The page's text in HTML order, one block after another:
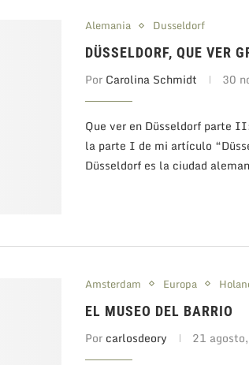
Alemania Dusseldorf
DÜSSELDORF, QUE VER
Por Carolina Schmidt 30
Que ver en Düsseldorf parte
la parte I de mi artículo
Düsseldorf es la ciudad
Amsterdam Europa
EL MUSEO DEL BARRIO
Por carlosdeory 21